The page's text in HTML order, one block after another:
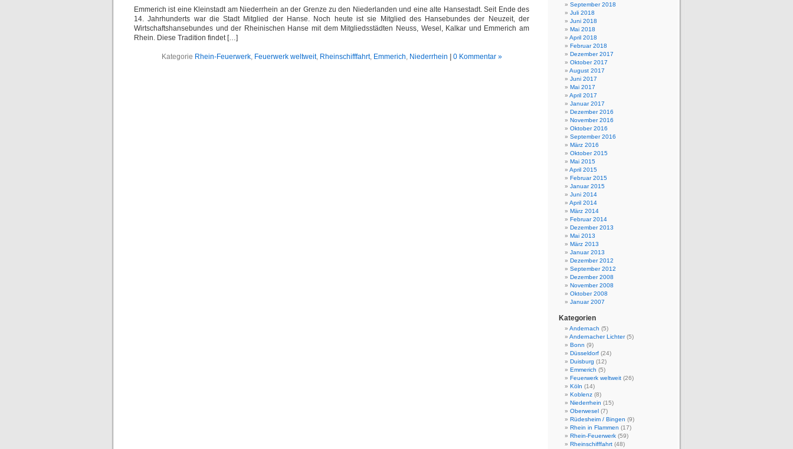
Emmerich ist eine Kleinstadt am Niederrhein an der Grenze zu den Niederlanden und eine alte Hansestadt. Seit Ende des
14. Jahrhunderts war die Stadt Mitglied der Hanse. Noch heute ist sie Mitglied des Hansebundes der Neuzeit, der
Wirtschaftshansebundes und der Rheinischen Hanse mit dem Mitgliedsstädten Neuss, Wesel, Kalkar und Emmerich am
Rhein. Diese Tradition findet […]
Kategorie Rhein-Feuerwerk, Feuerwerk weltweit, Rheinschifffahrt, Emmerich, Niederrhein 0 Kommentar »
September 2018
Juli 2018
Juni 2018
Mai 2018
April 2018
Februar 2018
Dezember 2017
Oktober 2017
August 2017
Juni 2017
Mai 2017
April 2017
Januar 2017
Dezember 2016
November 2016
Oktober 2016
September 2016
März 2016
Oktober 2015
Mai 2015
April 2015
Februar 2015
Januar 2015
Juni 2014
April 2014
März 2014
Februar 2014
Dezember 2013
Mai 2013
März 2013
Januar 2013
Dezember 2012
September 2012
Dezember 2008
November 2008
Oktober 2008
Januar 2007
Kategorien
Andernach (5)
Andernacher Lichter(5)
Bonn (9)
Düsseldorf (24)
Duisburg (12)
Emmerich (5)
Feuerwerk weltweit (26)
Köln (14)
Koblenz (8)
Niederrhein (15)
Oberwesel (7)
Rüdesheim / Bingen (9)
Rhein in Flammen (17)
Rhein-Feuerwerk (59)
Rheinschifffahrt (48)